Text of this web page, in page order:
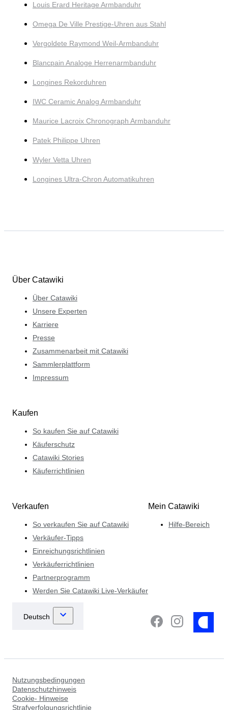
Louis Erard Heritage Armbanduhr
Omega De Ville Prestige-Uhren aus Stahl
Vergoldete Raymond Weil-Armbanduhr
Blancpain Analoge Herrenarmbanduhr
Longines Rekorduhren
IWC Ceramic Analog Armbanduhr
Maurice Lacroix Chronograph Armbanduhr
Patek Philippe Uhren
Wyler Vetta Uhren
Longines Ultra-Chron Automatikuhren
Über Catawiki
Über Catawiki
Unsere Experten
Karriere
Presse
Zusammenarbeit mit Catawiki
Sammlerplattform
Impressum
Kaufen
So kaufen Sie auf Catawiki
Käuferschutz
Catawiki Stories
Käuferrichtlinien
Verkaufen
So verkaufen Sie auf Catawiki
Verkäufer-Tipps
Einreichungsrichtlinien
Verkäuferrichtlinien
Partnerprogramm
Werden Sie Catawiki Live-Verkäufer
Mein Catawiki
Hilfe-Bereich
Nutzungsbedingungen
Datenschutzhinweis
Cookie- Hinweise
Strafverfolgungsrichtlinie